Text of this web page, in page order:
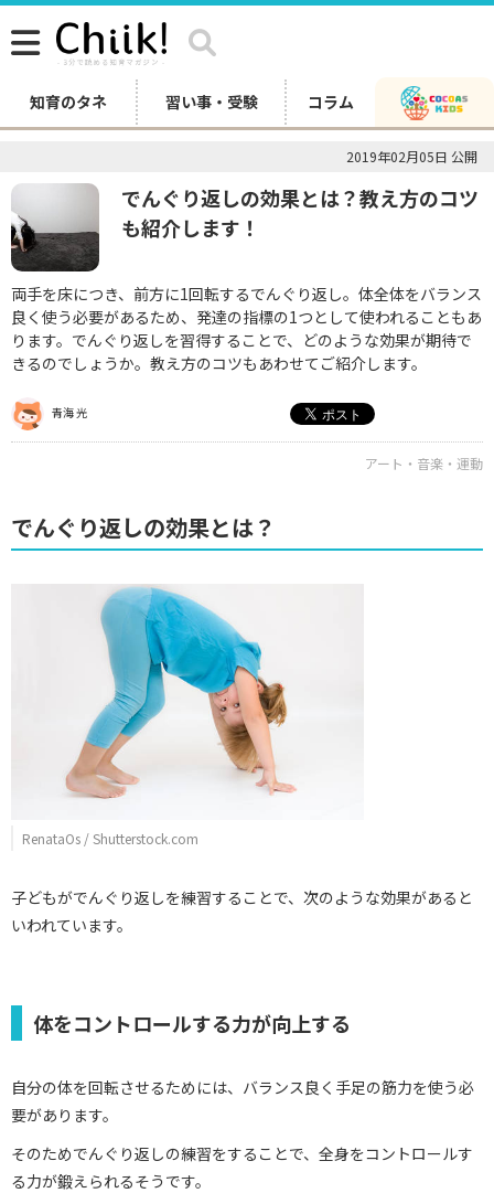
知育のタネ 習い事・受験 コラム
2019年02月05日 公開
でんぐり返しの効果とは？教え方のコツ
も紹介します！
両手を床につき、前方に1回転するでんぐり返し。体全体をバランス
良く使う必要があるため、発達の指標の1つとして使われることもあ
ります。でんぐり返しを習得することで、どのような効果が期待で
きるのでしょうか。教え方のコツもあわせてご紹介します。
青海 光
アート・音楽・運動
でんぐり返しの効果とは？
RenataOs / Shutterstock.com
子どもがでんぐり返しを練習することで、次のような効果があると
いわれています。
体をコントロールする力が向上する
自分の体を回転させるためには、バランス良く手足の筋力を使う必
要があります。
そのためでんぐり返しの練習をすることで、全身をコントロールす
る力が鍛えられるそうです。